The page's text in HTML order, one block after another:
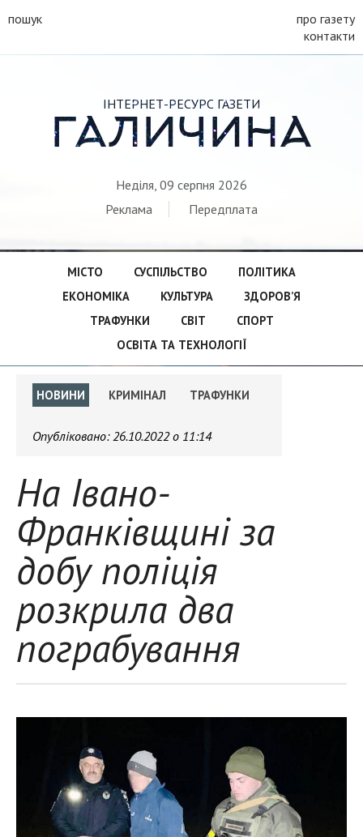
пошук
про газету
контакти
ІНТЕРНЕТ-РЕСУРС ГАЗЕТИ
ГАЛИЧИНА
Неділя, 09 серпня 2026
Реклама
Передплата
МІСТО СУСПІЛЬСТВО
ПОЛІТИКА
ЕКОНОМІКА
КУЛЬТУРА
ЗДОРОВ’Я
ТРАФУНКИ
СВІТ
СПОРТ
ОСВІТА ТА ТЕХНОЛОГІЇ
НОВИНИ КРИМІНАЛ ТРАФУНКИ
Опубліковано:26.10.2022 о 11:14
На Івано-
Франківщині за
добу поліція
розкрила два
пограбування